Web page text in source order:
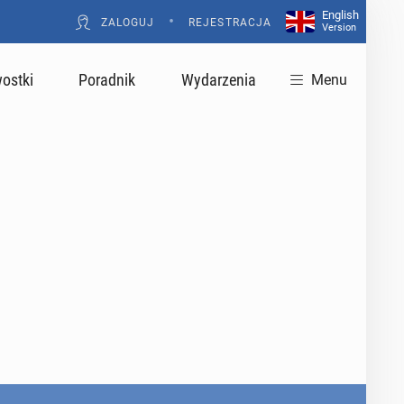
ZALOGUJ • REJESTRACJA
English
Version
Poradnik Wydarzenia Menu